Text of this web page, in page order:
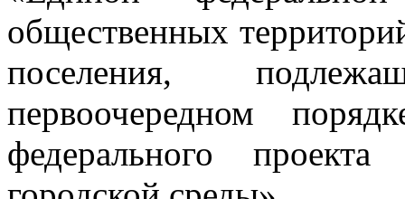
общественных
поселения,
первоочередном
федерального